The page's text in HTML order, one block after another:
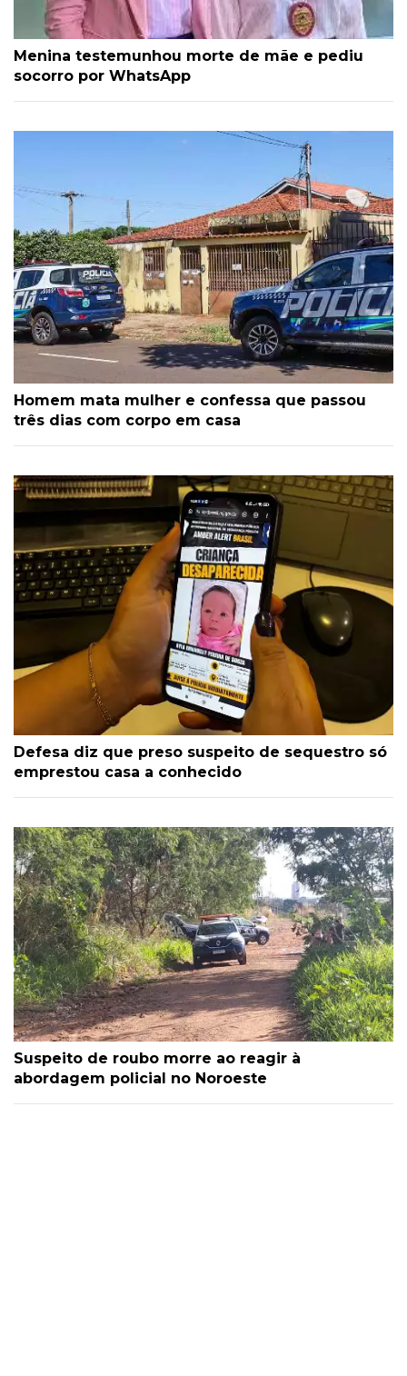
Menina testemunhou morte de mãe e pediu
socorro por WhatsApp
Homem mata mulher e confessa que passou
três dias com corpo em casa
Defesa diz que preso suspeito de sequestro só
emprestou casa a conhecido
Suspeito de roubo morre ao reagir à
abordagem policial no Noroeste